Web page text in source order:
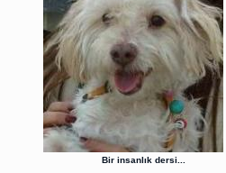
Bir insanlık dersi...